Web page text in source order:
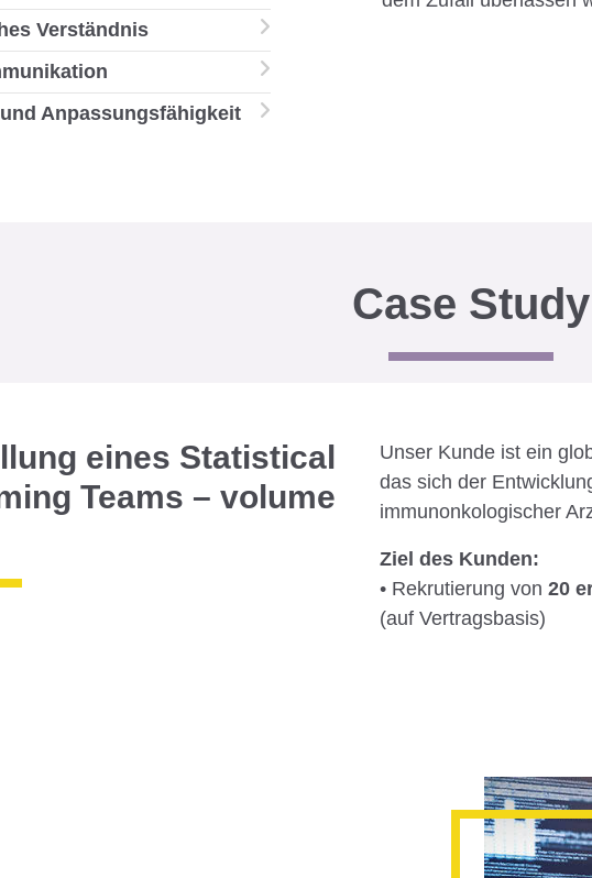
Verständnis
Anpassungsfähigkeit
Case Study
eines Statistical
Teams – volume
Unser Kunde ist ein
das sich der
immunonkologischer
Ziel des Kunden:
• Rekrutierung von 20
(auf Vertragsbasis)